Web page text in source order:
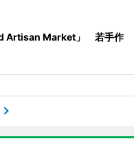
Artisan Market」 若手作